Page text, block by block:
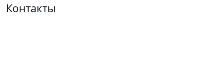
Контакты